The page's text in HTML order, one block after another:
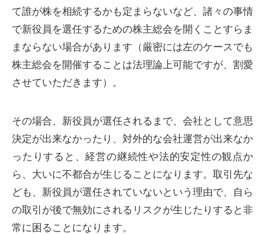
て誰が株を相続するかも定まらないなど、諸々の事情
で新役員を選任するための株主総会を開くことすらま
まならない場合があります（厳密には左のケースでも
株主総会を開催することは法理論上可能ですが、割愛
させていただきます）。
その場合、新役員が選任されるまで、会社として意思
決定が出来なかったり、対外的な会社運営が出来なか
ったりすると、経営の継続性や法的安定性の観点か
ら、大いに不都合が生じることになります。取引先な
ども、新役員が選任されていないという理由で、自ら
の取引が後で無効にされるリスクが生じたりすると非
常に困ることになります。